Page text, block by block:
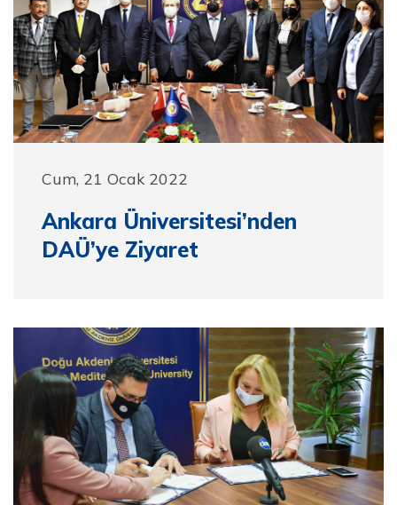
Cum, 21 Ocak 2022
Ankara Üniversitesi’nden
DAÜ’ye Ziyaret